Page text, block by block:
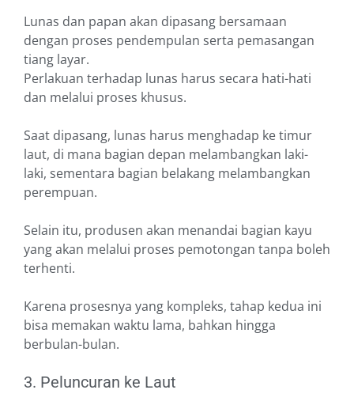
Lunas dan papan akan dipasang bersamaan
dengan proses pendempulan serta pemasangan
tiang layar.
Perlakuan terhadap lunas harus secara hati-hati
dan melalui proses khusus.
Saat dipasang, lunas harus menghadap ke timur
laut, di mana bagian depan melambangkan laki-
laki, sementara bagian belakang melambangkan
perempuan.
Selain itu, produsen akan menandai bagian kayu
yang akan melalui proses pemotongan tanpa boleh
terhenti.
Karena prosesnya yang kompleks, tahap kedua ini
bisa memakan waktu lama, bahkan hingga
berbulan-bulan.
3. Peluncuran ke Laut